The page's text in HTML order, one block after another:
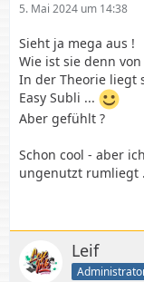
5. Mai 2024 um 14:38
Sieht ja mega aus !
Wie ist sie denn
In der Theorie liegt
Easy Subli ...
Aber gefühlt ?
Schon cool - aber
ungenutzt rumliegt
Leif